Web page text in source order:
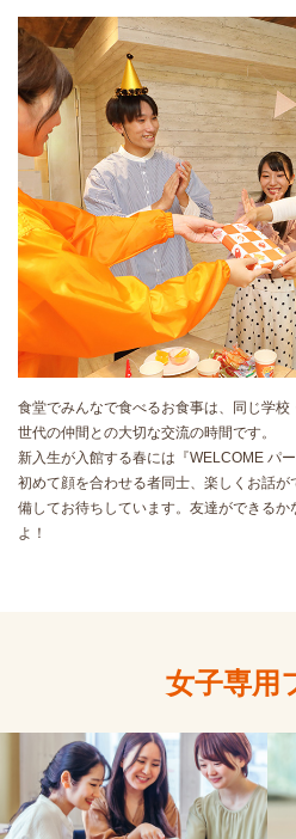
食堂でみんなで食べるお食事は、同じ学
世代の仲間との大切な交流の時間です。
新入生が入館する春には『WELCOME パ
初めて顔を合わせる者同士、楽しくお話
備してお待ちしています。友達ができる
よ！
女子専用